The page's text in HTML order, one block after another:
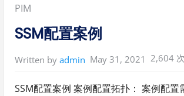
Posted
in:
PIM
SSM配置案例
Written by admin May 31, 2021 2,604 次
SSM配置案例 案例配置拓扑： 案例配置